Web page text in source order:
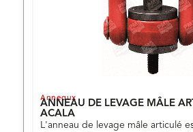
Anneaux
ANNEAU DE LEVAGE MÂLE
ACALA
L'anneau de levage mâle articulé